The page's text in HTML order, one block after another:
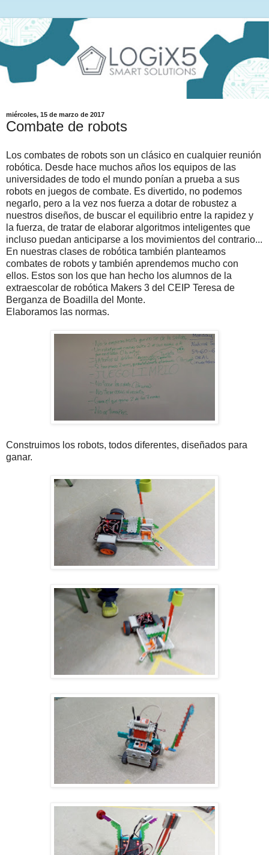
miércoles, 15 de marzo de 2017
Combate de robots
Los combates de robots son un clásico en cualquier reunión
robótica. Desde hace muchos años los equipos de las
universidades de todo el mundo ponían a prueba a sus
robots en juegos de combate. Es divertido, no podemos
negarlo, pero a la vez nos fuerza a dotar de robustez a
nuestros diseños, de buscar el equilibrio entre la rapidez y
la fuerza, de tratar de elaborar algoritmos inteligentes que
incluso puedan anticiparse a los movimientos del contrario...
En nuestras clases de robótica también planteamos
combates de robots y también aprendemos mucho con
ellos. Estos son los que han hecho los alumnos de la
extraescolar de robótica Makers 3 del CEIP Teresa de
Berganza de Boadilla del Monte.
Elaboramos las normas.
Construimos los robots, todos diferentes, diseñados para
ganar.